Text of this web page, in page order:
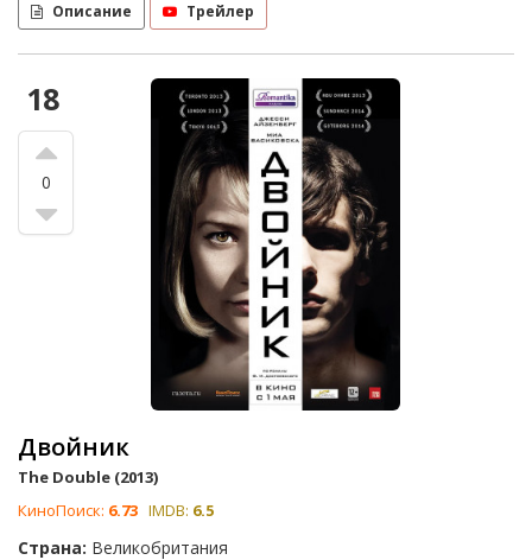
Описание Трейлер
18
0
Двойник
The Double (2013)
КиноПоиск: 6.73 IMDB: 6.5
Страна: Великобритания